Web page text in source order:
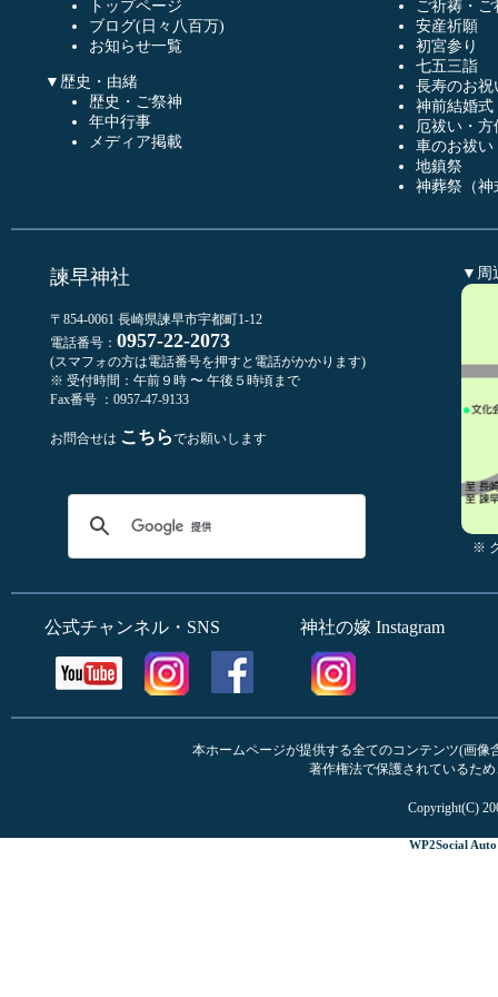
トップページ
ブログ(日々八百万)
お知らせ一覧
▼歴史・由緒
歴史・ご祭神
年中行事
メディア掲載
ご祈祷・
安産祈願
初宮参り
七五三詣
長寿のお祝
神前結婚式
厄祓い・方
車のお祓い
地鎮祭
神葬祭（神
諫早神社
〒854-0061 長崎県諫早市宇都町1-12
電話番号： 0957-22-2073
(スマフォの方は電話番号を押すと電話がかかります)
※ 受付時間：午前９時 〜 午後５時頃まで
Fax番号 ：0957-47-9133
お問合せは こちらでお願いします
▼周
※
公式チャンネル・SNS 神社の嫁 Instagram
本ホームページが提供する全てのコンテンツ(画
著作権法で保護されているた
Copyright(C)
WP2Social